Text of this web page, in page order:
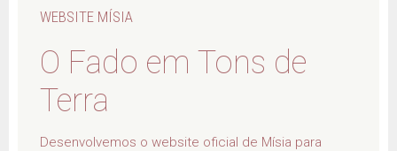
WEBSITE MÍSIA
O Fado em Tons de
Terra
Desenvolvemos o website oficial de Mísia para